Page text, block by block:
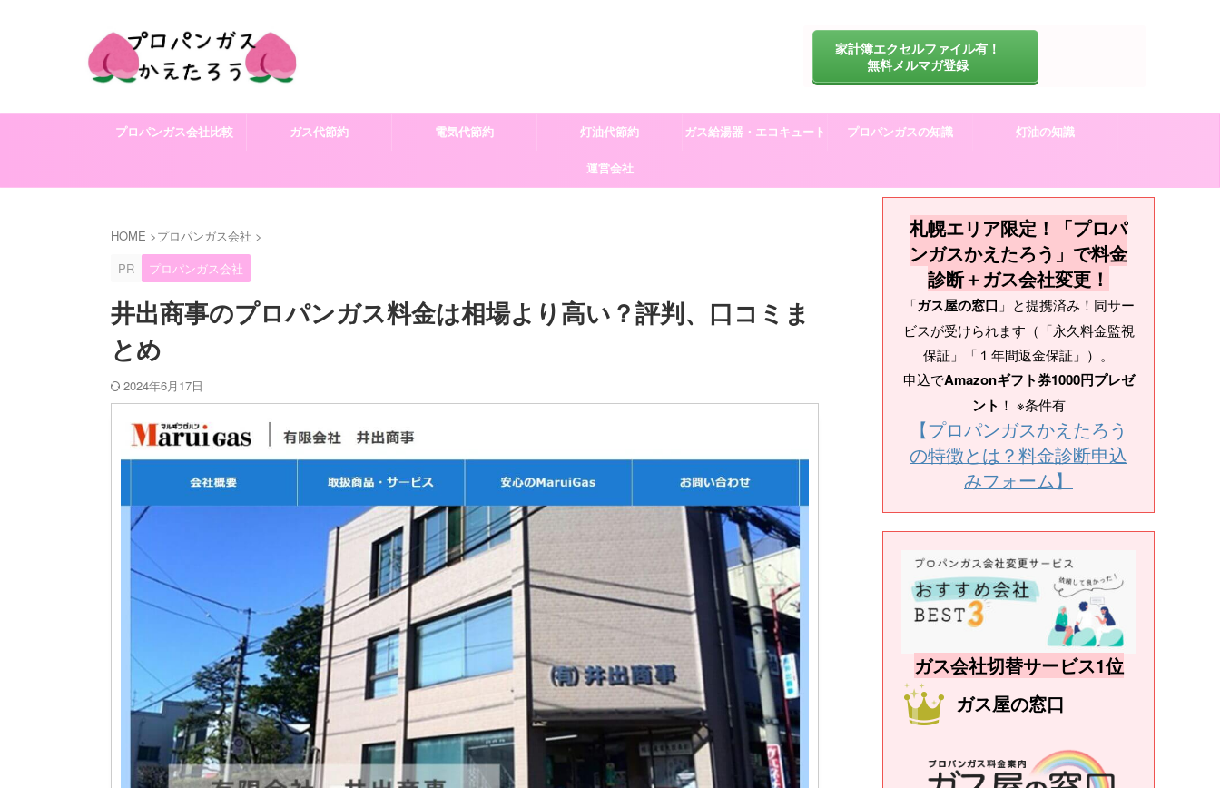
家計簿エクセルファイル有！
無料メルマガ登録
プロパンガス会社比較 ガス代節約 電気代節約 灯油代節約 ガス給湯器・エコキュート プロパンガスの知識 灯油の知識
運営会社
HOME >プロパンガス会社 >
PR
プロパンガス会社
井出商事のプロパンガス料金は相場より高い？評判、口コミま
とめ
2024年6月17日
札幌エリア限定！「プロパ
ンガスかえたろう」で料金
診断＋ガス会社変更！
「ガス屋の窓口 」と提携済み！同サー
ビスが受けられます（「永久料金監視
保証」「１年間返金保証」）。
申込でAmazonギフト券1000円プレゼ
ント ！ ※条件有
【プロパンガスかえたろう
の特徴とは？料金診断申込
みフォーム】
ガス会社切替サービス1位
ガス屋の窓口